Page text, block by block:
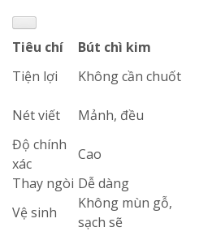
Tiêu chí Bút chì kim
Tiện lợi
Không cần chuốt
Nét viết
Mảnh, đều
Độ chính
xác
Cao
Thay ngòi Dễ dàng
Vệ sinh
Không mùn gỗ,
sạch sẽ